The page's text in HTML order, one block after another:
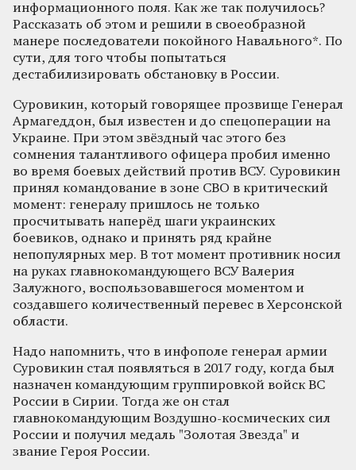
информационного поля. Как же так получилось?
Рассказать об этом и решили в своеобразной
манере последователи покойного Навального*. По
сути, для того чтобы попытаться
дестабилизировать обстановку в России.
Суровикин, который говорящее прозвище Генерал
Армагеддон, был известен и до спецоперации на
Украине. При этом звёздный час этого без
сомнения талантливого офицера пробил именно
во время боевых действий против ВСУ. Суровикин
принял командование в зоне СВО в критический
момент: генералу пришлось не только
просчитывать наперёд шаги украинских
боевиков, однако и принять ряд крайне
непопулярных мер. В тот момент противник носил
на руках главнокомандующего ВСУ Валерия
Залужного, воспользовавшегося моментом и
создавшего количественный перевес в Херсонской
области.
Надо напомнить, что в инфополе генерал армии
Суровикин стал появляться в 2017 году, когда был
назначен командующим группировкой войск ВС
России в Сирии. Тогда же он стал
главнокомандующим Воздушно-космических сил
России и получил медаль "Золотая Звезда" и
звание Героя России.